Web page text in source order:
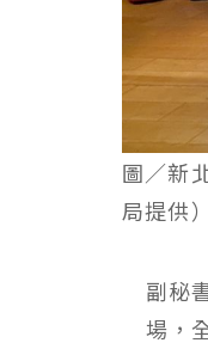
圖／新
局提供）
副秘
場，